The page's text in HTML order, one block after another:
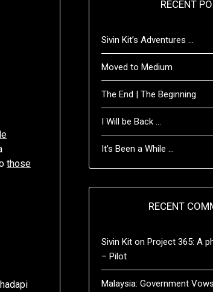
those
RECENT
Sivin Kit’s Adventures …
Moved to Medium
The End | The Beginning
I Will be Back …
It’s Been a While …
RECENT
Sivin Kiton Project 365: A
– Pilot
Malaysia: Government